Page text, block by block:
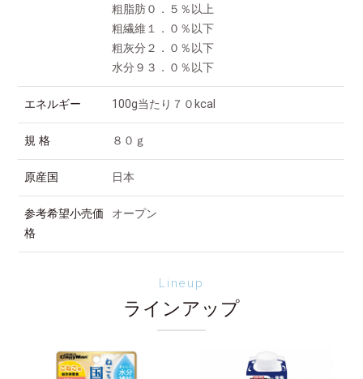
粗脂肪０．５％以上
粗繊維１．０％以下
粗灰分２．０％以下
水分９３．０％以下
エネルギー 100g当たり７０kcal
規 格 ８０ｇ
原産国 日本
参考希望小売価
格
オープン
Lineup
ラインアップ